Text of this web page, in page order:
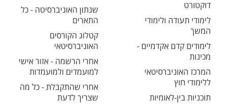
דוקטורט
לימודי תעודה ולימודי
המשך
לימודים קדם אקדמיים -
מכינות
המרכז האוניברסיטאי
ללימודי חוץ
תוכניות בין-לאומיות
שנתון האוניברסיטה - כל
התארים
קטלוג הקורסים
האוניברסיטאי
אחרי הרשמה - אזור אישי
למועמדים ולמועמדות
אחרי שהתקבלת - כל מה
שצריך לדעת